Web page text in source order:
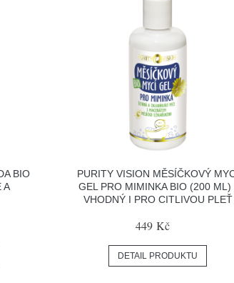
BIO
A
PURITY VISION MĚSÍČKOVÝ
GEL PRO MIMINKA BIO (200 ML)
VHODNÝ I PRO CITLIVOU PLEŤ
449 Kč
DETAIL PRODUKTU